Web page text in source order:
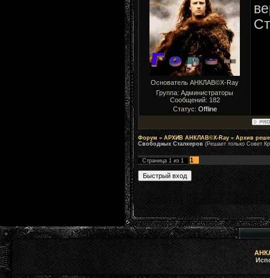
Основатель АНКЛАВ©X-Ray
Группа: Администраторы
Сообщений: 182
Статус: Offline
Форум » АРХИВ АНКЛАВ©X-Ray » Архив
Свободных Сталкеров (Решает только Совет
Страница 1 из 1 1